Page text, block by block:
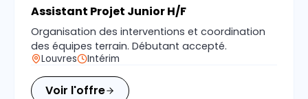
Assistant Projet Junior H/F
Organisation des interventions et coordination
des équipes terrain. Débutant accepté.
Louvres Intérim
Voir l'offre